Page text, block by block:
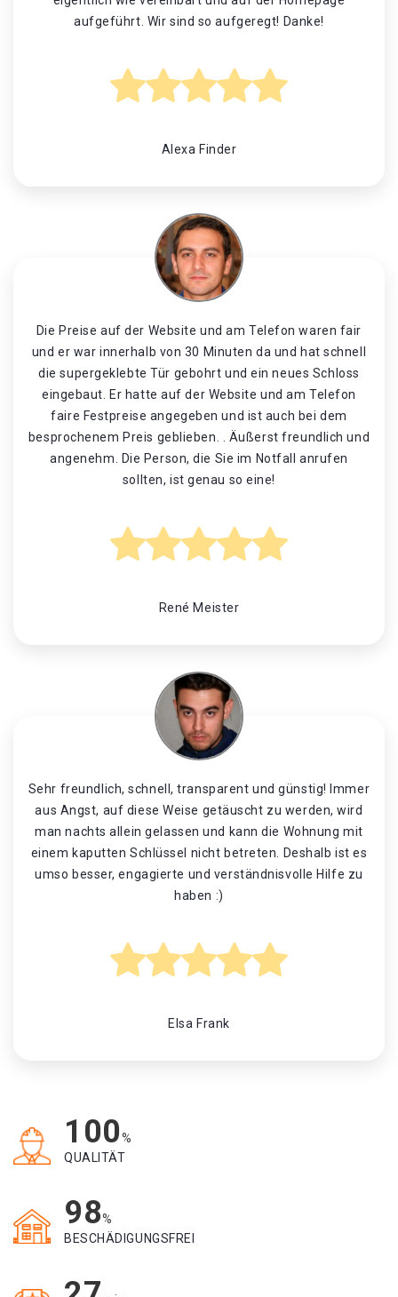
aufgeführt. Wir sind so aufgeregt! Danke!
Alexa Finder
Die Preise auf der Website und am Telefon waren fair
und er war innerhalb von 30 Minuten da und hat schnell
die supergeklebte Tür gebohrt und ein neues Schloss
eingebaut. Er hatte auf der Website und am Telefon
faire Festpreise angegeben und ist auch bei dem
besprochenem Preis geblieben. . Äußerst freundlich und
angenehm. Die Person, die Sie im Notfall anrufen
sollten, ist genau so eine!
René Meister
Sehr freundlich, schnell, transparent und günstig! Immer
aus Angst, auf diese Weise getäuscht zu werden, wird
man nachts allein gelassen und kann die Wohnung mit
einem kaputten Schlüssel nicht betreten. Deshalb ist es
umso besser, engagierte und verständnisvolle Hilfe zu
haben :)
Elsa Frank
100%
QUALITÄT
98%
BESCHÄDIGUNGSFREI